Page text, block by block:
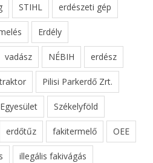
STIHL erdészeti gép
Erdély
vadász NÉBIH erdész
traktor Pilisi Parkerdő Zrt.
Székelyföld
erdőtűz fakitermelő OEE
illegális fakivágás